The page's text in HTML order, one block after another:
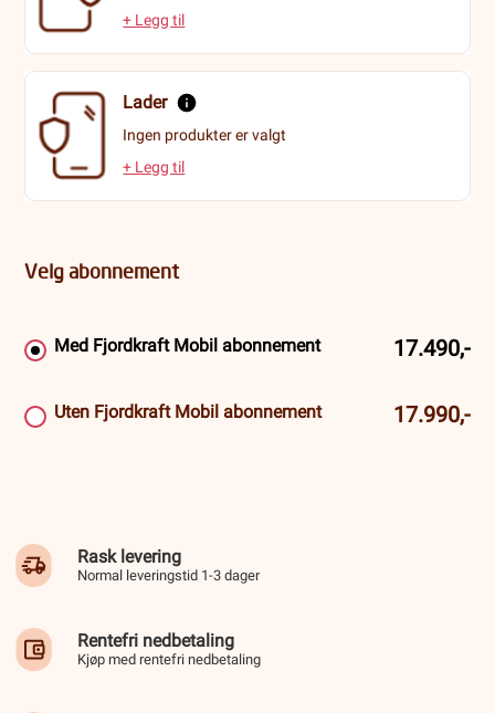
+ Legg til
Lader
Ingen produkter er valgt
+ Legg til
Velg abonnement
Med Fjordkraft Mobil abonnement 17.490,-
Uten Fjordkraft Mobil abonnement 17.990,-
Rask levering
Normal leveringstid 1-3 dager
Rentefri nedbetaling
Kjøp med rentefri nedbetaling